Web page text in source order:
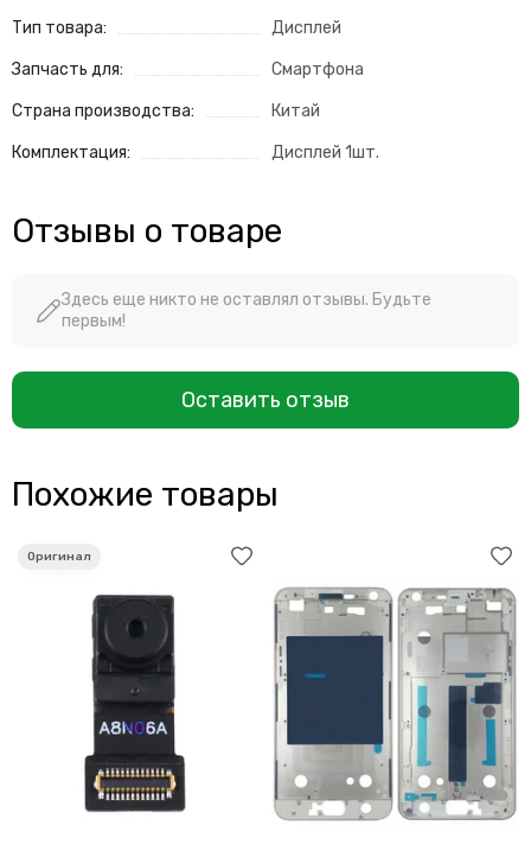
Тип товара: Дисплей
Запчасть для: Смартфона
Страна производства: Китай
Комплектация: Дисплей 1шт.
Отзывы о товаре
Здесь еще никто не оставлял отзывы. Будьте
первым!
Оставить отзыв
Похожие товары